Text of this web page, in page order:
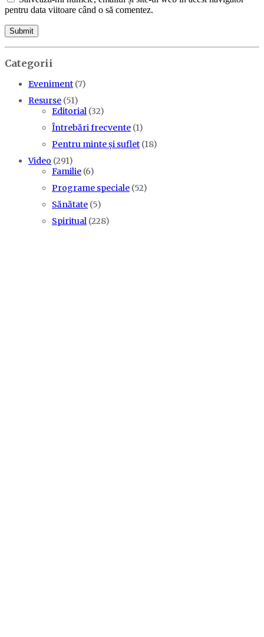
pentru data viitoare când o să comentez.
Categorii
Eveniment (7)
Resurse (51)
Editorial (32)
Întrebări frecvente (1)
Pentru minte și suflet (18)
Video (291)
Familie (6)
Programe speciale (52)
Sănătate (5)
Spiritual (228)